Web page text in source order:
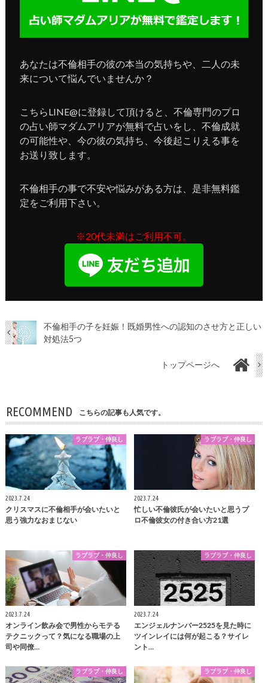
あなたは不倫相手の彼の本当の気持ちや、二人の未
来について悩んでいませんか？
こちらLINE@に登録して頂けると、不倫専門のプロ
の占い師マダムアリアが無料で占いをし、不倫成就
の可能性や、今の彼の気持ち、今後起こりえる事を
お送り致します。
不倫相手の事で不安や悩みがある方は、是非無料鑑
定をご利用下さい。
※20代未満はご利用不可。
不倫相手の子を妊娠！既婚男性への認知のさせ方と正しい
対処法5つ
トップページへ
RECOMMEND こちらの記事も人気です。
ラブラブ・仲良し
2023.7.24
クリスマスに不倫相手が会いたいと
思う強力なおまじない
ラブラブ・仲良し
2023.7.24
忙しい不倫彼氏が会いたいと思うプ
ロ不倫彼女の付き合い方21選
ラブラブ・仲良し
2023.7.24
オンライン飲み会で男性からモテる
テクニックって？気になる職場の上
司や同僚…
ラブラブ・仲良し
2023.7.24
エンジェルナンバー2525を見た時に
ツインレイには何が起こる？サイレ
ント…
ラブラブ・仲良し ラブラブ・仲良し